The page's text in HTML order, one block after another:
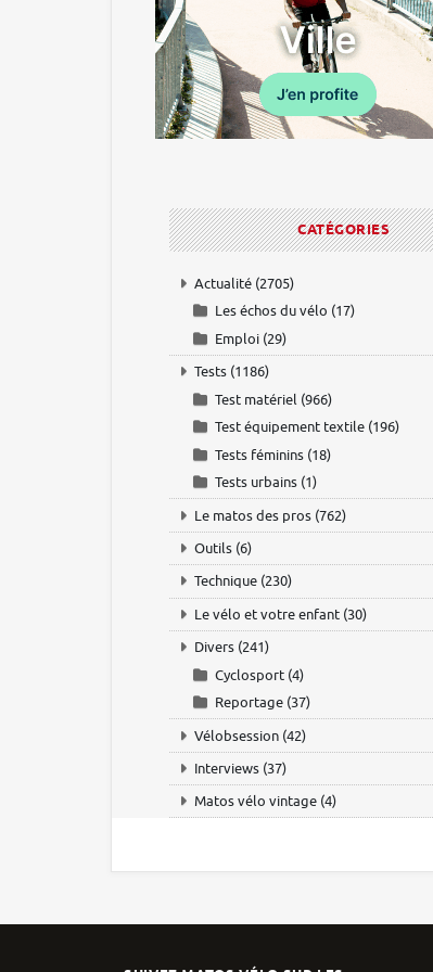
CATÉGORIES
Actualité (2705)
Les échos du vélo (17)
Emploi (29)
Tests (1186)
Test matériel (966)
Test équipement textile (196)
Tests féminins (18)
Tests urbains (1)
Le matos des pros (762)
Outils (6)
Technique (230)
Le vélo et votre enfant (30)
Divers (241)
Cyclosport (4)
Reportage (37)
Vélobsession (42)
Interviews (37)
Matos vélo vintage (4)